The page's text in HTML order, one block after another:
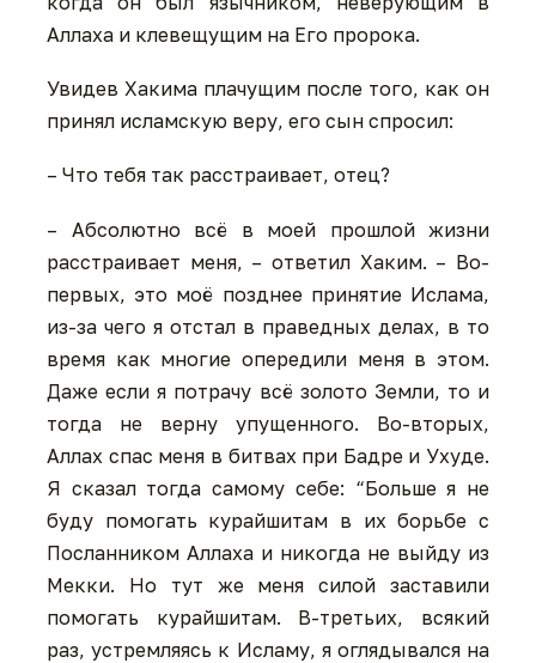
Аллаха и клевещущим на Его пророка.
Увидев Хакима плачущим после того, как он
принял исламскую веру, его сын спросил:
– Что тебя так расстраивает, отец?
– Абсолютно всё в моей прошлой жизни
расстраивает меня, – ответил Хаким. – Во-
первых, это моё позднее принятие Ислама,
из-за чего я отстал в праведных делах, в то
время как многие опередили меня в этом.
Даже если я потрачу всё золото Земли, то и
тогда не верну упущенного. Во-вторых,
Аллах спас меня в битвах при Бадре и Ухуде.
Я сказал тогда самому себе: “Больше я не
буду помогать курайшитам в их борьбе с
Посланником Аллаха и никогда не выйду из
Мекки. Но тут же меня силой заставили
помогать курайшитам. В-третьих, всякий
раз, устремляясь к Исламу, я оглядывался на